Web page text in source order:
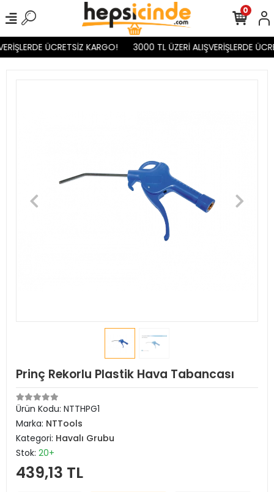
ÜCRETSİZ KARGO! 3000 TL ÜZERİ ALIŞVERİŞLERDE
0
Prinç Rekorlu Plastik Hava Tabancası
Ürün Kodu: NTTHPG1
Marka: NTTools
Kategori: Havalı Grubu
Stok: 20+
439,13 TL